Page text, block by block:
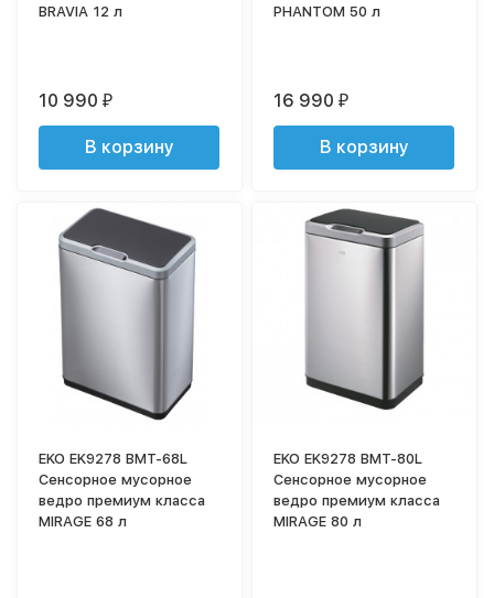
BRAVIA 12 л
10 990₽
В корзину
PHANTOM 50 л
16 990₽
В корзину
EKO EK9278 BMT-68L
Сенсорное мусорное
ведро премиум класса
MIRAGE 68 л
EKO EK9278 BMT-80L
Сенсорное мусорное
ведро премиум класса
MIRAGE 80 л